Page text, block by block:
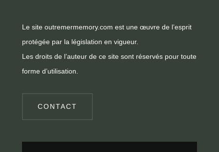
Le site outremermemory.com est une œuvre de l’esprit
protégée par la législation en vigueur.
Les droits de l’auteur de ce site sont réservés pour toute
forme d’utilisation.
CONTACT